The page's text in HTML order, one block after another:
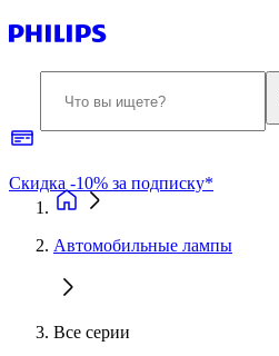
Скидка -10% за подписку*
Автомобильные лампы
Все серии